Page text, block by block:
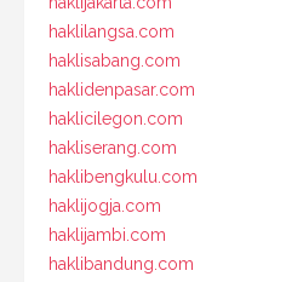
haklilangsa.com
haklisabang.com
haklidenpasar.com
haklicilegon.com
hakliserang.com
haklibengkulu.com
haklijogja.com
haklijambi.com
haklibandung.com